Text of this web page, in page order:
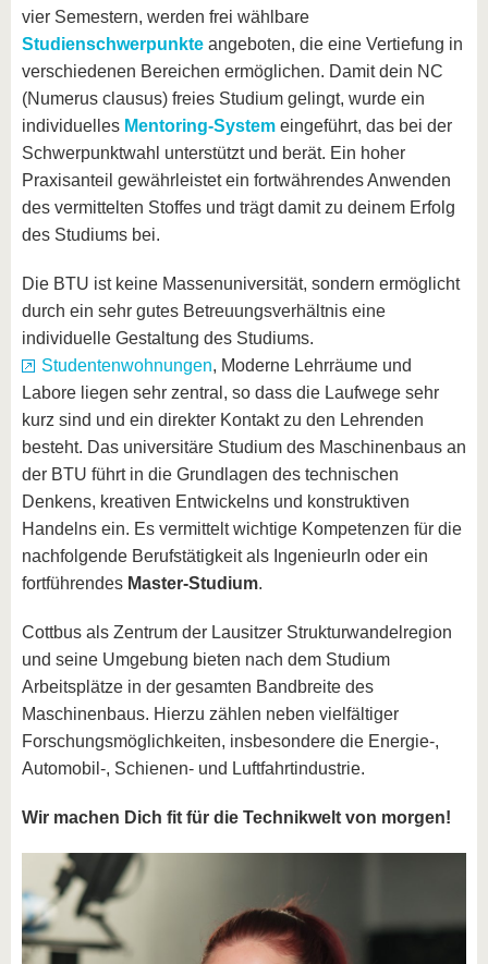
vier Semestern, werden frei wählbare
Studienschwerpunkte angeboten, die eine Vertiefung in
verschiedenen Bereichen ermöglichen. Damit dein NC
(Numerus clausus) freies Studium gelingt, wurde ein
individuelles Mentoring-System eingeführt, das bei der
Schwerpunktwahl unterstützt und berät. Ein hoher
Praxisanteil gewährleistet ein fortwährendes Anwenden
des vermittelten Stoffes und trägt damit zu deinem Erfolg
des Studiums bei.
Die BTU ist keine Massenuniversität, sondern ermöglicht
durch ein sehr gutes Betreuungsverhältnis eine
individuelle Gestaltung des Studiums.
Studentenwohnungen, Moderne Lehrräume und
Labore liegen sehr zentral, so dass die Laufwege sehr
kurz sind und ein direkter Kontakt zu den Lehrenden
besteht. Das universitäre Studium des Maschinenbaus an
der BTU führt in die Grundlagen des technischen
Denkens, kreativen Entwickelns und konstruktiven
Handelns ein. Es vermittelt wichtige Kompetenzen für die
nachfolgende Berufstätigkeit als IngenieurIn oder ein
fortführendes Master-Studium.
Cottbus als Zentrum der Lausitzer Strukturwandelregion
und seine Umgebung bieten nach dem Studium
Arbeitsplätze in der gesamten Bandbreite des
Maschinenbaus. Hierzu zählen neben vielfältiger
Forschungsmöglichkeiten, insbesondere die Energie-,
Automobil-, Schienen- und Luftfahrtindustrie.
Wir machen Dich fit für die Technikwelt von morgen!